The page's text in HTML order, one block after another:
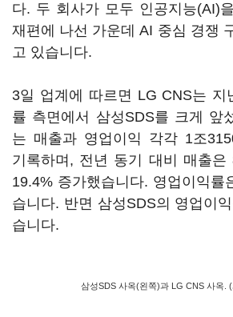
다. 두 회사가 모두 인공지능(AI)
재편에 나선 가운데 AI 중심 경쟁
고 있습니다.
3일 업계에 따르면 LG CNS는 지
률 측면에서 삼성SDS를 크게 앞
는 매출과 영업이익 각각 1조
기록하며, 전년 동기 대비 매출은
19.4% 증가했습니다. 영업이익률
습니다. 반면 삼성SDS의 영업이
습니다.
삼성SDS 사옥(왼쪽)과 LG CNS 사옥.